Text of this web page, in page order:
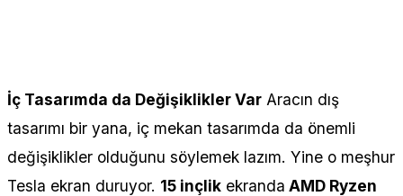
İç Tasarımda da Değişiklikler Var Aracın dış
tasarımı bir yana, iç mekan tasarımda da önemli
değişiklikler olduğunu söylemek lazım. Yine o meşhur
Tesla ekran duruyor. 15 inçlik ekranda AMD Ryzen